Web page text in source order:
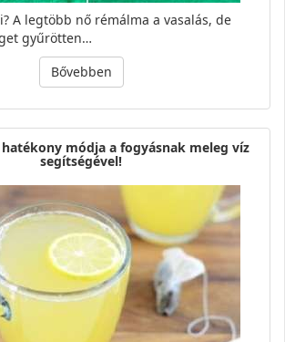
A legtöbb nő rémálma a vasalás, de
gyűrötten…
Bővebben
hatékony módja a fogyásnak meleg víz
segítségével!